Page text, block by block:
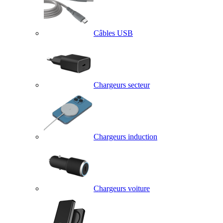
Câbles USB
Chargeurs secteur
Chargeurs induction
Chargeurs voiture